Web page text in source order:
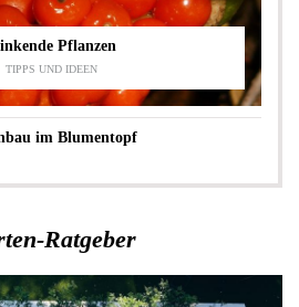
Pflanzen
TIPPS UND IDEEN
im Blumentopf
Ratgeber